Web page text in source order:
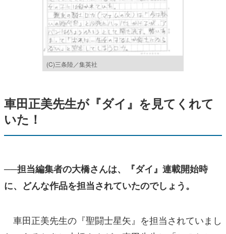
(C)三条陸／集英社
車田正美先生が『ダイ』を見てくれて
いた！
──担当編集者の大橋さんは、『ダイ』連載開始時
に、どんな作品を担当されていたのでしょう。
車田正美先生の『聖闘士星矢』を担当されていまし